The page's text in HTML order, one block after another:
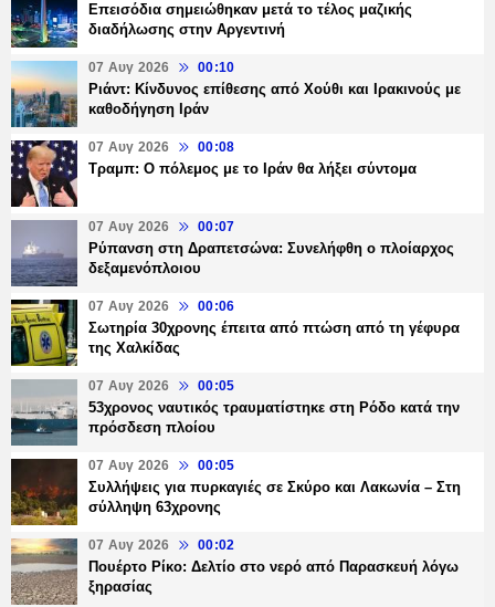
Επεισόδια σημειώθηκαν μετά το τέλος μαζικής
διαδήλωσης στην Αργεντινή
07 Αυγ 2026 00:10
Ριάντ: Κίνδυνος επίθεσης από Χούθι και Ιρακινούς με
καθοδήγηση Ιράν
07 Αυγ 2026 00:08
Τραμπ: Ο πόλεμος με το Ιράν θα λήξει σύντομα
07 Αυγ 2026 00:07
Ρύπανση στη Δραπετσώνα: Συνελήφθη ο πλοίαρχος
δεξαμενόπλοιου
07 Αυγ 2026 00:06
Σωτηρία 30χρονης έπειτα από πτώση από τη γέφυρα
της Χαλκίδας
07 Αυγ 2026 00:05
53χρονος ναυτικός τραυματίστηκε στη Ρόδο κατά την
πρόσδεση πλοίου
07 Αυγ 2026 00:05
Συλλήψεις για πυρκαγιές σε Σκύρο και Λακωνία – Στη
σύλληψη 63χρονης
07 Αυγ 2026 00:02
Πουέρτο Ρίκο: Δελτίο στο νερό από Παρασκευή λόγω
ξηρασίας